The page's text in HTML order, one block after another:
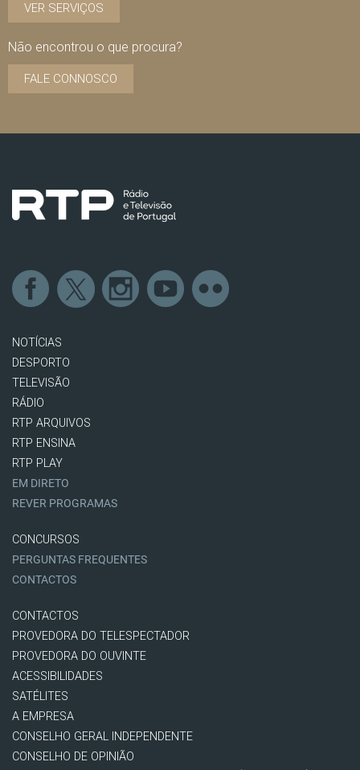
VER SERVIÇOS
Não encontrou o que procura?
FALE CONNOSCO
NOTÍCIAS
DESPORTO
TELEVISÃO
RÁDIO
RTP ARQUIVOS
RTP ENSINA
RTP PLAY
EM DIRETO
REVER PROGRAMAS
CONCURSOS
PERGUNTAS FREQUENTES
CONTACTOS
CONTACTOS
PROVEDORA DO TELESPECTADOR
PROVEDORA DO OUVINTE
ACESSIBILIDADES
SATÉLITES
A EMPRESA
CONSELHO GERAL INDEPENDENTE
CONSELHO DE OPINIÃO